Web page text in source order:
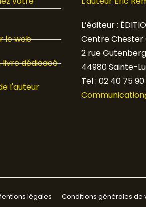
le web
dédicacé
l'auteur
L’éditeur :
Centre Chester
2 rue Gutenberg
44980 Sainte-
Tel : 02 40 75
légales Conditions générales de